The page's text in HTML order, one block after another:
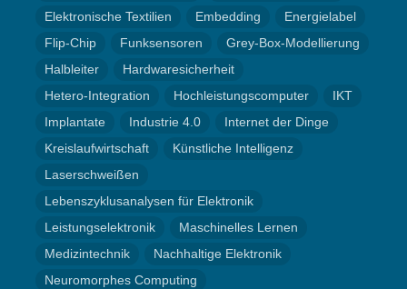
Elektronische Textilien
Embedding
Energielabel
Flip-Chip
Funksensoren
Grey-Box-Modellierung
Halbleiter
Hardwaresicherheit
Hetero-Integration
Hochleistungscomputer
IKT
Implantate
Industrie 4.0
Internet der Dinge
Kreislaufwirtschaft
Künstliche Intelligenz
Laserschweißen
Lebenszyklusanalysen für Elektronik
Leistungselektronik
Maschinelles Lernen
Medizintechnik
Nachhaltige Elektronik
Neuromorphes Computing